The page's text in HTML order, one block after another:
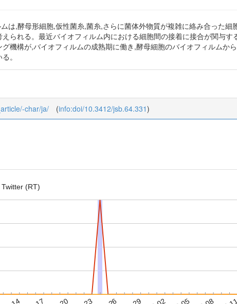
は,酵母形細胞,仮性菌糸,菌糸,さらに菌体外物質が複雑に絡み合った細
られる。最近バイオフィルム内における細胞間の接着に接合が関与
機構が,バイオフィルムの成熟期に働き,酵母細胞のバイオフィルムか
。
char/ja/ (info:doi/10.3412/jsb.64.331)
Twitter (RT)